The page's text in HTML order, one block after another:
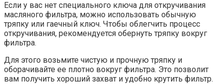
Если у вас нет специального ключа для откручивания
масляного фильтра, можно использовать обычную
тряпку или гаечный ключ. Чтобы облегчить процесс
откручивания, рекомендуется обернуть тряпку вокруг
фильтра.
Для этого возьмите чистую и прочную тряпку и
оборачивайте ее плотно вокруг фильтра. Это позволит
вам получить хороший захват и удобно крутить фильтр.